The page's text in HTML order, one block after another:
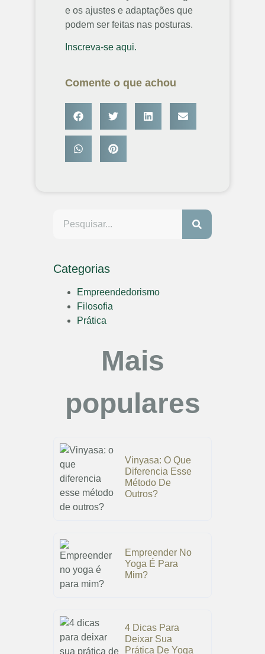
e os ajustes e adaptações que
podem ser feitas nas posturas.
Inscreva-se aqui.
Comente o que achou
Categorias
Empreendedorismo
Filosofia
Prática
Mais
populares
Vinyasa: O Que
Diferencia Esse
Método De
Outros?
Empreender No
Yoga É Para
Mim?
4 Dicas Para
Deixar Sua
Prática De Yoga